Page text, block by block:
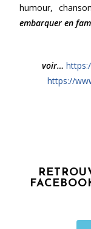
humour,
embarquer en
voir…
https://